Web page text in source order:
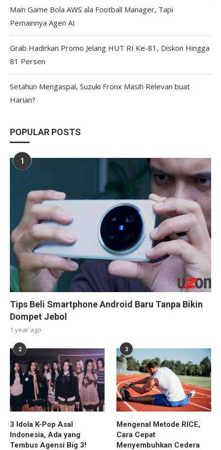
Main Game Bola AWS ala Football Manager, Tapi
Pemainnya Agen AI
Grab Hadirkan Promo Jelang HUT RI Ke-81, Diskon Hingga
81 Persen
Setahun Mengaspal, Suzuki Fronx Masih Relevan buat
Harian?
POPULAR POSTS
1
Tips Beli Smartphone Android Baru Tanpa Bikin
Dompet Jebol
1 year ago
2
3 Idola K-Pop Asal
Indonesia, Ada yang
Tembus Agensi Big 3!
3
Mengenal Metode RICE,
Cara Cepat
Menyembuhkan Cedera